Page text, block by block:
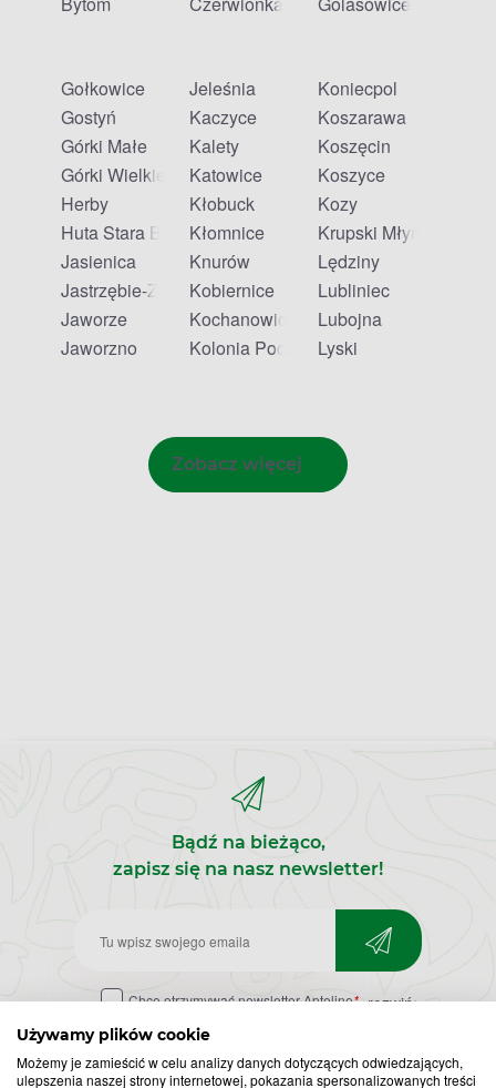
Używamy plików cookie
Możemy je zamieścić w celu analizy danych dotyczących odwiedzających,
ulepszenia naszej strony internetowej, pokazania spersonalizowanych treści
Gołkowice
Gostyń
Górki Małe
Górki Wielkie
Herby
Huta Stara B
Jasienica
Jastrzębie-Zdrój
Jaworze
Jaworzno
Jeleśnia
Kaczyce
Kalety
Katowice
Kłobuck
Kłomnice
Knurów
Kobiernice
Kochanowice
Kolonia Poczesna
Koniecpol
Koszarawa
Koszęcin
Koszyce
Kozy
Krupski Młyn
Lędziny
Lubliniec
Lubojna
Lyski
Zobacz więcej
Bądź na bieżąco,
zapisz się na nasz newsletter!
Zapisz
do
newslettera
Chcę otrzymywać newsletter Apteline* rozwiń>